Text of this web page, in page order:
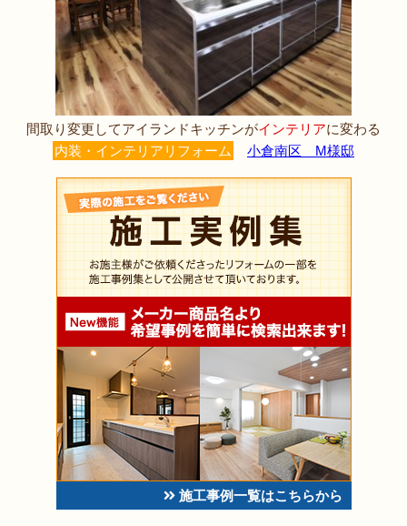
間取り変更してアイランドキッチンがインテリアに変わる
内装・インテリアリフォーム
小倉南区 M様邸
施工事例一覧はこちらから